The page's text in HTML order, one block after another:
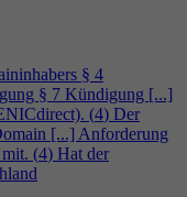
§ 4
§ 7 Kündigung [...]
(4) Der
[...] Anforderung
(4) Hat der